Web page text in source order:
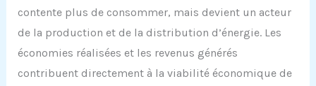
contente plus de consommer, mais devient un acteur
de la production et de la distribution d’énergie. Les
économies réalisées et les revenus générés
contribuent directement à la viabilité économique de